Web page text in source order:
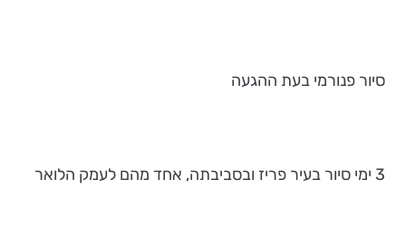
סיור פנורמי בעת ההגעה
3 ימי סיור בעיר פריז ובסביבתה, אחד מהם לעמק הלואר